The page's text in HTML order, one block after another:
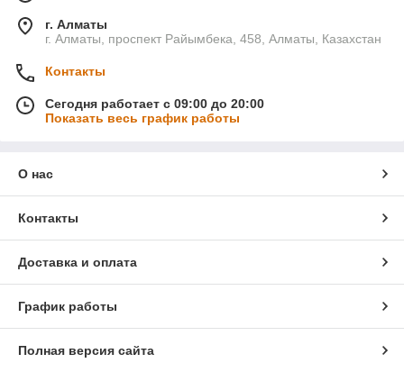
г. Алматы
г. Алматы, проспект Райымбека, 458, Алматы, Казахстан
Контакты
Сегодня работает с 09:00 до 20:00
Показать весь график работы
О нас
Контакты
Доставка и оплата
График работы
Полная версия сайта